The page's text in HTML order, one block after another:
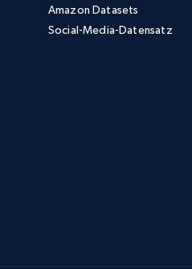
Amazon Datasets
Social-Media-Datensatz